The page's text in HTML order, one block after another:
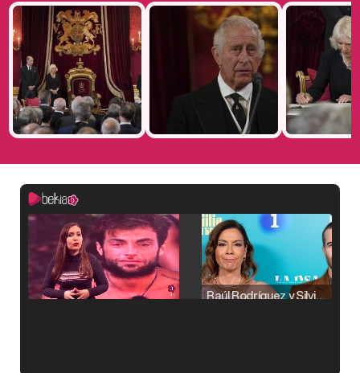
Raúl Rodríguez y Silvia Taulés nos cuentan su papel en 'La familia de la tele'